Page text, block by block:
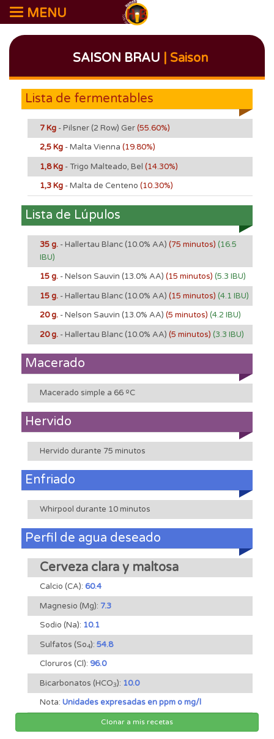
MENU
SAISON BRAU | Saison
Lista de fermentables
7 Kg - Pilsner (2 Row) Ger(55.60%)
2,5 Kg - Malta Vienna (19.80%)
1,8 Kg - Trigo Malteado, Bel (14.30%)
1,3 Kg - Malta de Centeno (10.30%)
Lista de Lúpulos
35 g. - Hallertau Blanc (10.0% AA) (75 minutos) (16.5
IBU)
15 g. - Nelson Sauvin (13.0% AA) (15 minutos) (5.3 IBU)
15 g. - Hallertau Blanc (10.0% AA) (15 minutos) (4.1 IBU)
20 g. - Nelson Sauvin (13.0% AA) (5 minutos) (4.2 IBU)
20 g. - Hallertau Blanc (10.0% AA) (5 minutos) (3.3 IBU)
Macerado
Macerado simple a 66 ºC
Hervido
Hervido durante 75 minutos
Enfriado
Whirpool durante 10 minutos
Perfil de agua deseado
Cerveza clara y maltosa
Calcio (CA): 60.4
Magnesio (Mg): 7.3
Sodio (Na): 10.1
Sulfatos (So4): 54.8
Cloruros (Cl): 96.0
Bicarbonatos (HCO3): 10.0
Nota: Unidades expresadas en ppm o mg/l
Clonar a mis recetas